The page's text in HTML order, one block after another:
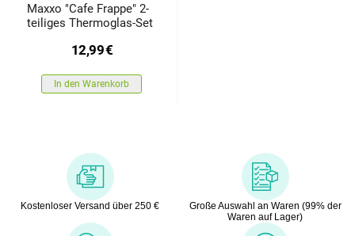
Maxxo "Cafe Frappe" 2-
teiliges Thermoglas-Set
12,99€
In den Warenkorb
Kostenloser Versand über 250 €
Große Auswahl an Waren (99% der
Waren auf Lager)